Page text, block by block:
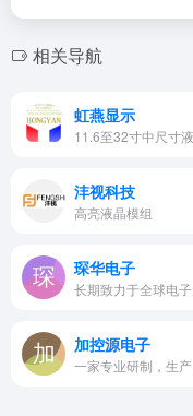
相关导航
虹燕显示
沣视科技
高亮液晶模组
琛华电子
加控源电子